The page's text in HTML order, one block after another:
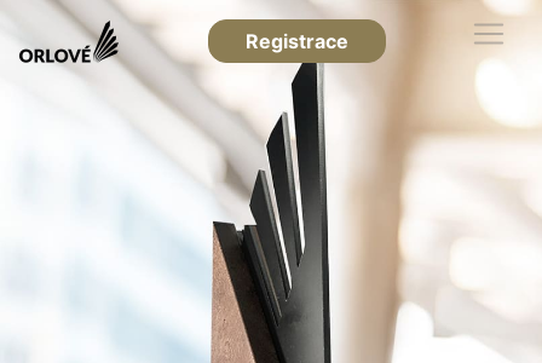
Registrace